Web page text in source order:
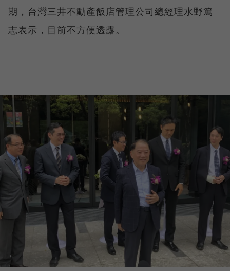
期，台灣三井不動產飯店管理公司總經理水野篤
志表示，目前不方便透露。